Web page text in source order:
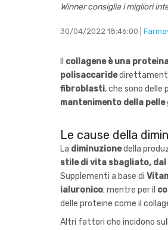
Winner consiglia i migliori
30/04/2022 18:46:00 |
collagene è una
polisaccaride
fibroblasti, che sono delle
mantenimento della pelle
Le cause della
La diminuzionedella
stile di vita sbagliato, dal
Supplementi a base di
ialuronico; mentre per il
delle proteine come il
Altri fattori che incidono